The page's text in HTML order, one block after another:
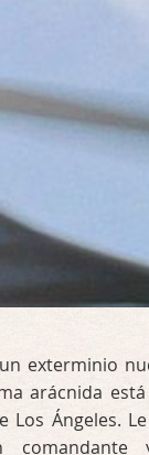
exterminio
arácnida
Los Ángeles.